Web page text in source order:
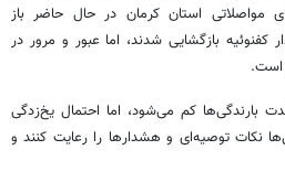
مواصلاتی استان کرمان در حال حاضر باز
بازگشایی شدند، اما عبور و مرور در
است.
بارندگی‌ها کم می‌شود، اما احتمال یخ‌زدگی
نکات توصیه‌ای و هشدارها را رعایت کنند و